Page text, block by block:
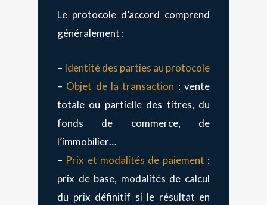
Le protocole d’accord comprend
généralement :
– Identité des parties au protocole
– Objet de la transaction : vente
totale ou partielle des titres, du
fonds de commerce, de
l’immobilier…
– Prix et modalités de paiement :
prix de base, modalités de calcul
du prix définitif si le résultat en